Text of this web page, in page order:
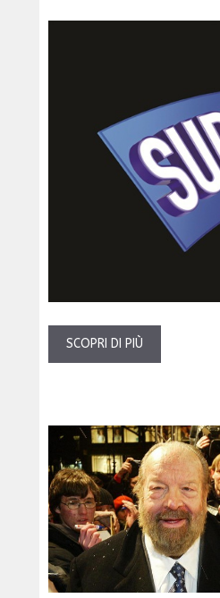
SCOPRI DI PIÙ